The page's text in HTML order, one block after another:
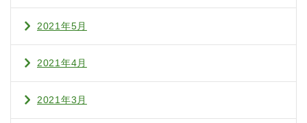
2021年5月
2021年4月
2021年3月